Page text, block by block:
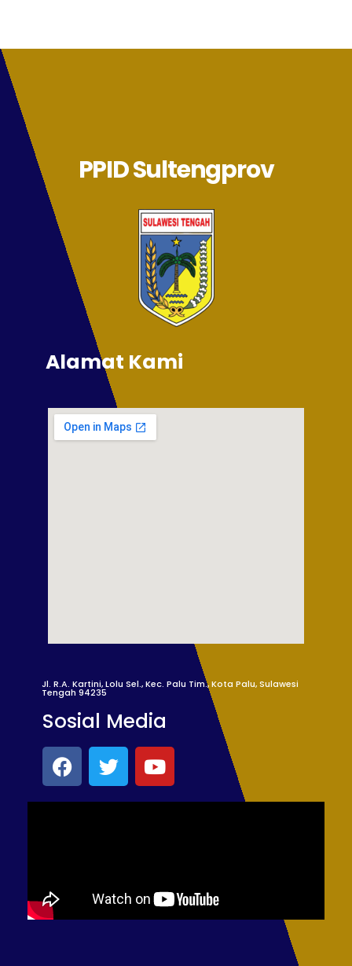
PPID Sultengprov
Alamat Kami
Jl. R.A. Kartini, Lolu Sel., Kec. Palu Tim., Kota Palu, Sulawesi
Tengah 94235
Sosial Media